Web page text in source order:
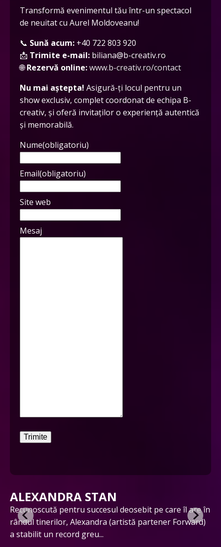
Transformă evenimentul tău într-un spectacol
de neuitat cu Aurel Moldoveanu!
📞 Sună acum: +40 722 803 920
📩 Trimite e-mail: biliana@b-creativ.ro
🌐Rezervă online:www.b-creativ.ro/contact
Nu mai aștepta! Asigură-ți locul pentru un
show exclusiv, complet coordonat de echipa B-
creativ, și oferă invitaților o experiență autentică
și memorabilă.
Nume(obligatoriu)
Email(obligatoriu)
Site web
Mesaj
Trimite
ALEXANDRA STAN
Recunoscută pentru succesul deosebit pe care îl are în
rândul tinerilor, Alexandra (artistă partener Forward)
a stabilit un record greu...